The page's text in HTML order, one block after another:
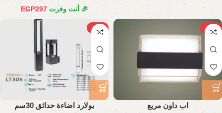
🎉 أنت وفرت EGP297
-26%
اب داون مربع
-31%
بولارد اضاءة حدائق 30سم